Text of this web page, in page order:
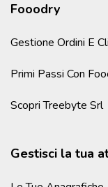
Fooodry
Gestione Ordini E
Primi Passi Con
Scopri Treebyte Srl
Gestisci la tua